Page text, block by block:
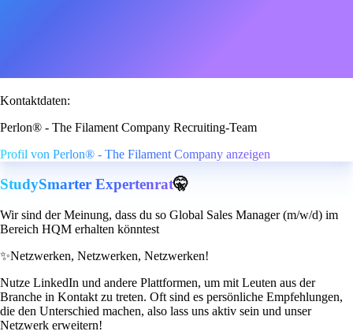
Kontaktdaten:
Perlon® - The Filament Company Recruiting-Team
Profil von Perlon® - The Filament Company anzeigen
StudySmarter Expertenrat🤫
Wir sind der Meinung, dass du so Global Sales Manager (m/w/d) im
Bereich HQM erhalten könntest
✨Netzwerken, Netzwerken, Netzwerken!
Nutze LinkedIn und andere Plattformen, um mit Leuten aus der
Branche in Kontakt zu treten. Oft sind es persönliche Empfehlungen,
die den Unterschied machen, also lass uns aktiv sein und unser
Netzwerk erweitern!